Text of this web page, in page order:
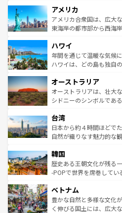
ンツ一覧を参照してほしい
の建物がそのまま残る町
博物館もあり、アルプス
ことができる。国民の所
ば市内交通費無料で観光を楽
着のスイス情報はコンテ
アメリカ
アメリカ合衆国は、広大
東海岸の都市部から西海
のような巨大都市は、観
ンメントが詰まった刺激
西部には大自然が広がり
部のニューオーリンズで
文化が魅力。旅行者はア
しみながら、その多様性
ならではの贅沢な旅のスタイルだ。 なお、
情報はコンテンツ一覧を
ハワイ
年間を通じて温暖な気候
ハワイは、どの島も独自
ワイ島は見逃せない。ま
島だが、静かな自然を求
おすすめ。エメラルドグ
れるおもてなしの心で訪
人々、おいしいローカル
ク、伝統的なフラダンス
ワイを、存分に味わってほしい。 なお、新着
はコンテンツ一覧を参照
オーストラリア
オーストラリアは、壮大
シドニーのシンボルであ
リアリーフや大陸中央部
ク）、タスマニアの美し
ど、見どころがたくさん
いる。アクティビティも
ビング、ハイキングなど
い。オーストラリアの多
参照してほしい。
台湾
日本から約４時間ほどで
自然が織りなす魅力的な
ン）、静ひつな山岳地帯
と山間の静けさが共存し
驚きをもたらしてくれる
容にもいいと評判のスイ
が味わえる。 なお
照してほしい。
韓国
歴史ある王朝文化が残る
-POPで世界を席巻してい
き、地方に足を延ばせば
できる。そして、キムチ
まで、さまざまな韓国料
ベトナム
豊かな自然と多様な文化
く伸びる国土には、広大